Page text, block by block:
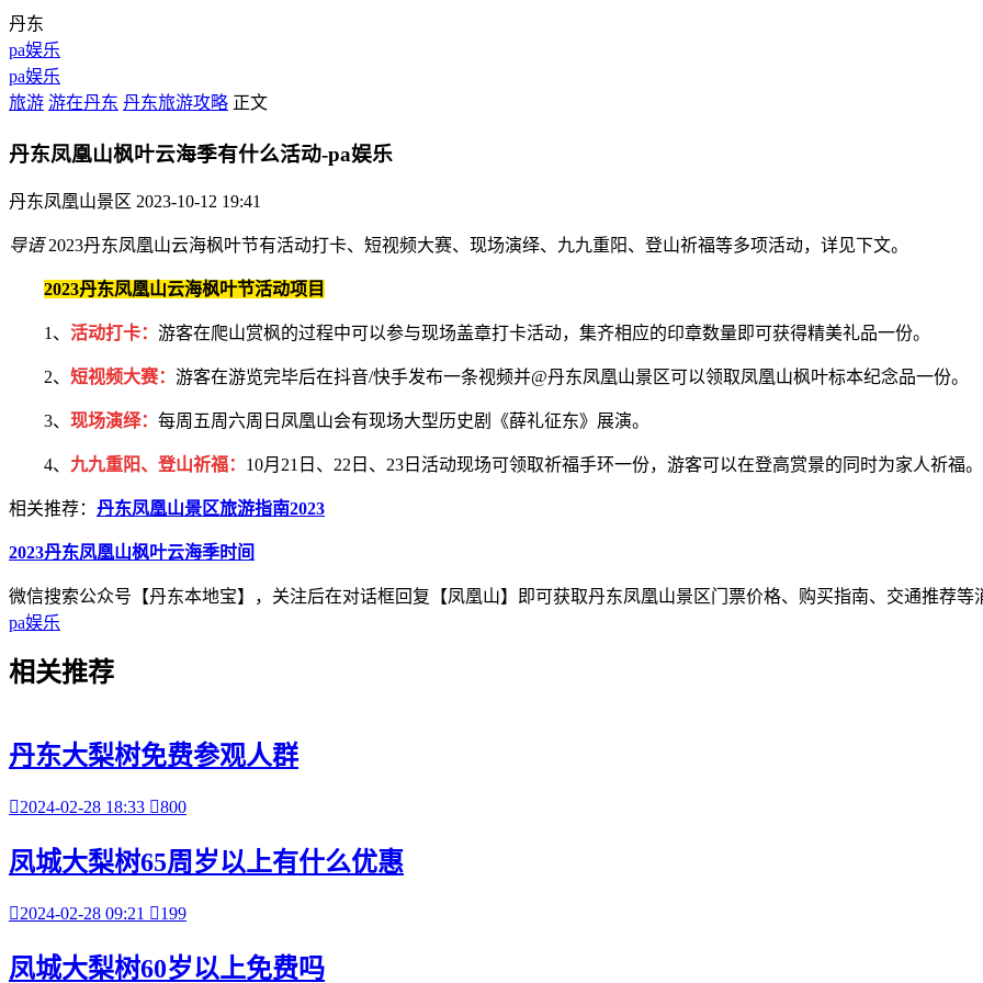
丹东
pa娱乐
pa娱乐
旅游 游在丹东 丹东旅游攻略 正文
丹东凤凰山枫叶云海季有什么活动-pa娱乐
丹东凤凰山景区 2023-10-12 19:41
导语2023丹东凤凰山云海枫叶节有活动打卡、短视频大赛、现场演绎、九九重阳、登山祈福等多项活动，详见下文。
2023丹东凤凰山云海枫叶节活动项目
1、 活动打卡： 游客在爬山赏枫的过程中可以参与现场盖章打卡活动，集齐相应的印章数量即可获得精美礼品一份。
2、 短视频大赛： 游客在游览完毕后在抖音/快手发布一条视频并@丹东凤凰山景区可以领取凤凰山枫叶标本纪念品一份。
3、 现场演绎： 每周五周六周日凤凰山会有现场大型历史剧《薛礼征东》展演。
4、 九九重阳、登山祈福： 10月21日、22日、23日活动现场可领取祈福手环一份，游客可以在登高赏景的同时为家人祈福。
相关推荐： 丹东凤凰山景区旅游指南2023
2023丹东凤凰山枫叶云海季时间
微信搜索公众号【丹东本地宝】，关注后在对话框回复【凤凰山】即可获取丹东凤凰山景区门票价格、购买指南、交通推荐等
pa娱乐
相关推荐
丹东大梨树免费参观人群
2024-02-28 18:33 800
凤城大梨树65周岁以上有什么优惠
2024-02-28 09:21 199
凤城大梨树60岁以上免费吗